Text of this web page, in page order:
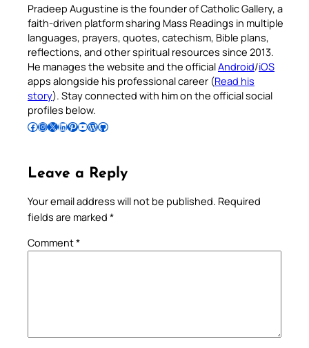
Pradeep Augustine is the founder of Catholic Gallery, a
faith-driven platform sharing Mass Readings in multiple
languages, prayers, quotes, catechism, Bible plans,
reflections, and other spiritual resources since 2013.
He manages the website and the officialAndroid/iOS
apps alongside his professional career (Read his
story). Stay connected with him on the official social
profiles below.
Follow Pradeep on Facebook Follow Pradeep on InstagramFollow Pradeep on X Follow Pradeep on LinkedIn Follow Pradeep on Pinterest Subscribe to Pradeep’s Youtube Channel Follow Pradeep on WordPress Follow Pradeep on GitHub
Leave a Reply
Your email address will not be published. Required
fields are marked *
Comment*